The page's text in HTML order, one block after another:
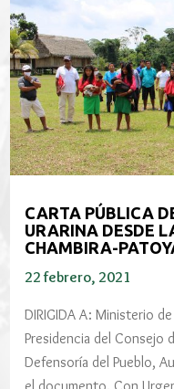
CARTA PÚBLICA
URARINA DESDE
CHAMBIRA-
22 febrero, 2021
DIRIGIDA A: Ministerio
Presidencia del Consejo
Defensoría del Pueblo,